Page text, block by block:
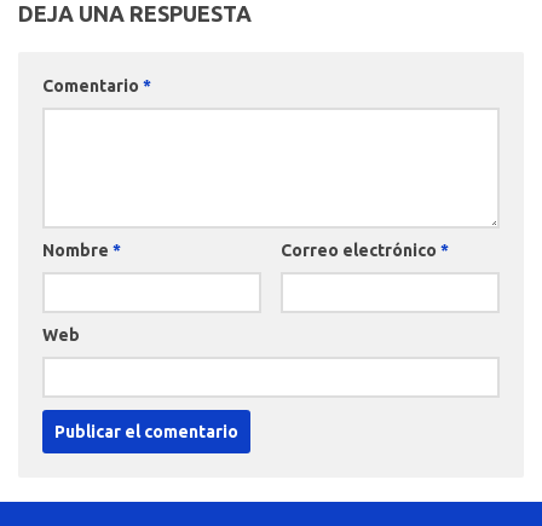
DEJA UNA RESPUESTA
Comentario *
Nombre * Correo electrónico *
Web